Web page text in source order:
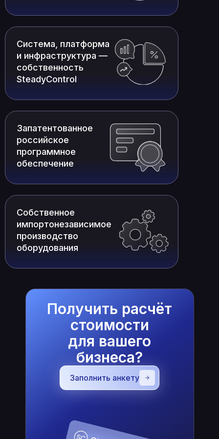
Работа с основными
государственными
государственными
Система, платформа
и инфраструктура —
собственность
SteadyControl
Запатентованное
российское
программное
обеспечение
Собственное
импортонезависимое
производство
оборудования
Получить расчёт
стоимости
для вашего
бизнеса?
Заполнить анкету